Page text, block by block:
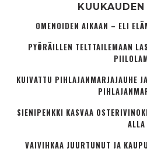
OMENOIDEN AIKAAN – ELI
PYÖRÄILLEN TELTTAILEMAAN
KUIVATTU PIHLAJANMARJAJAUHE
SIENIPENKKI KASVAA
ALLA
VAIVIHKAA JUURTUNUT JA